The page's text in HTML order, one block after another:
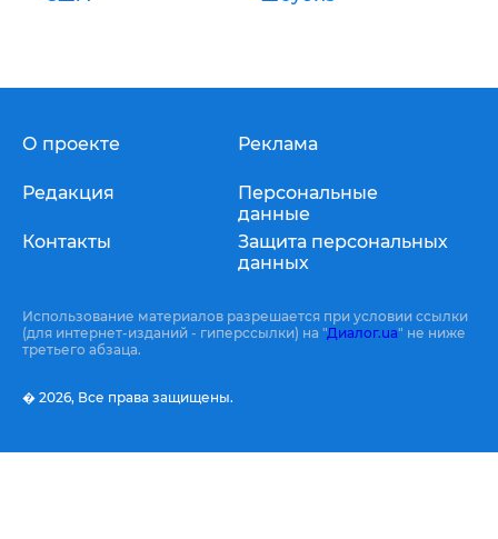
О проекте
Редакция
Контакты
Реклама
Персональные
данные
Защита персональных
данных
Использование материалов разрешается при условии ссылки
(для интернет-изданий - гиперссылки) на "Диалог.ua" не ниже
третьего абзаца.
� 2026, Все права защищены.